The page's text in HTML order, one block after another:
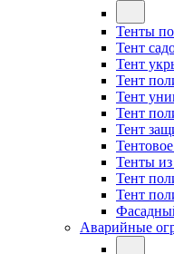
Тенты
Тент
Тент
Тент
Тент
Тент
Тент
Тенты
Тент
Тент
Аварийные